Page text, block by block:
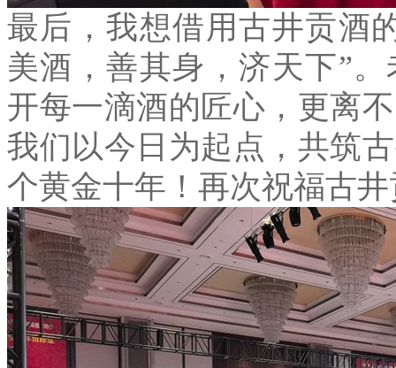
最后，我想借用古井贡酒
美酒，善其身，济天下”
开每一滴酒的匠心，更离
我们以今日为起点，共筑
个黄金十年！再次祝福古